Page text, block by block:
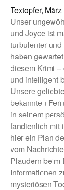
Textopfer, März
Unser
und Joyce ist
turbulenter
haben
diesem Krimi
und intelligent
Unsere
bekannten
in seinem
fandienlich mit
hier ein Plan
vom
Plaudern beim
Informationen
mysteriösen